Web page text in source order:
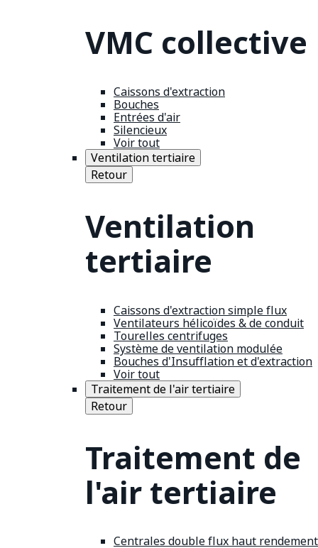
VMC collective
Caissons d'extraction
Bouches
Entrées d'air
Silencieux
Voir tout
Ventilation tertiaire
Retour
Ventilation
tertiaire
Caissons d'extraction simple flux
Ventilateurs hélicoïdes & de conduit
Tourelles centrifuges
Système de ventilation modulée
Bouches d'Insufflation et d'extraction
Voir tout
Traitement de l'air tertiaire
Retour
Traitement de
l'air tertiaire
Centrales double flux haut rendement